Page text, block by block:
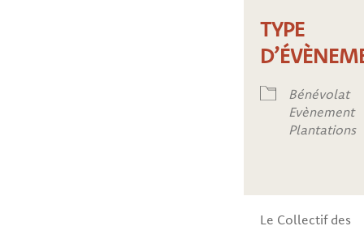
TYPE
Bénévolat
Evènement
Plantations
Le Collectif des